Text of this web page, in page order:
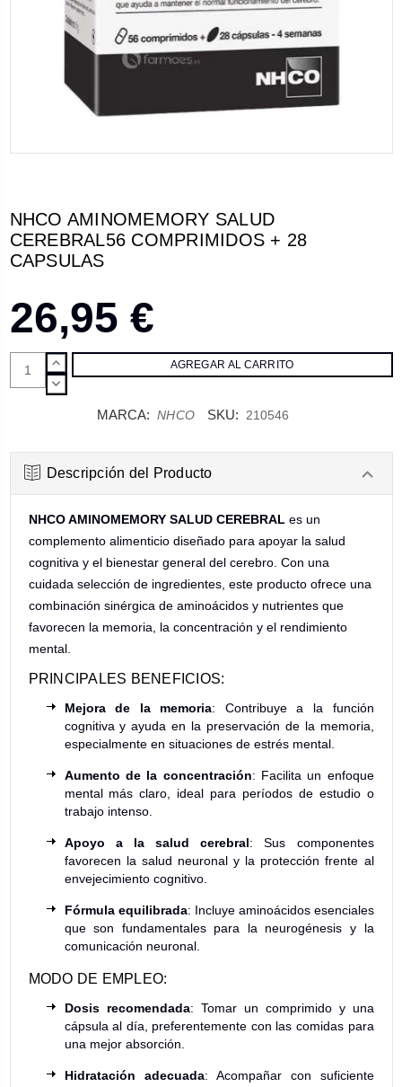
NHCO AMINOMEMORY SALUD
CEREBRAL56 COMPRIMIDOS + 28
CAPSULAS
26,95 €
AUMENTAR
CANTIDAD:
DISMINUIR
MARCA: NHCO SKU: 210546
Descripción del Producto
NHCO AMINOMEMORY SALUD CEREBRAL es un
complemento alimenticio diseñado para apoyar la salud
cognitiva y el bienestar general del cerebro. Con una
cuidada selección de ingredientes, este producto ofrece una
combinación sinérgica de aminoácidos y nutrientes que
favorecen la memoria, la concentración y el rendimiento
mental.
PRINCIPALES BENEFICIOS:
Mejora de la memoria: Contribuye a la función
cognitiva y ayuda en la preservación de la memoria,
especialmente en situaciones de estrés mental.
Aumento de la concentración: Facilita un enfoque
mental más claro, ideal para períodos de estudio o
trabajo intenso.
Apoyo a la salud cerebral: Sus componentes
favorecen la salud neuronal y la protección frente al
envejecimiento cognitivo.
Fórmula equilibrada: Incluye aminoácidos esenciales
que son fundamentales para la neurogénesis y la
comunicación neuronal.
MODO DE EMPLEO:
Dosis recomendada: Tomar un comprimido y una
cápsula al día, preferentemente con las comidas para
una mejor absorción.
Hidratación adecuada: Acompañar con suficiente